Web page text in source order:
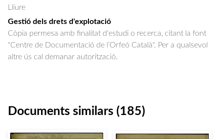
Lliure
Gestió dels drets d'explotació
Còpia permesa amb finalitat d'estudi o recerca, citant la font
"Centre de Documentació de l’Orfeó Català". Per a qualsevol
altre ús cal demanar autorització.
Documents similars (185)